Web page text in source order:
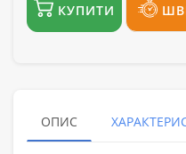
КУПИТИ
ОПИС